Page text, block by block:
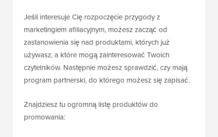
Jeśli interesuje Cię rozpoczęcie przygody z
marketingiem afiliacyjnym, możesz zacząć od
zastanowienia się nad produktami, których już
używasz, a które mogą zainteresować Twoich
czytelników. Następnie możesz sprawdzić, czy mają
program partnerski, do którego możesz się zapisać.
Znajdziesz tu ogromną listę produktów do
promowania: